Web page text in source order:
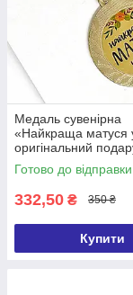
Медаль сувенірна
«Найкраща матуся у
оригінальний
символ визнання
Готово до відправки
332,50 ₴ 350 ₴
Купити